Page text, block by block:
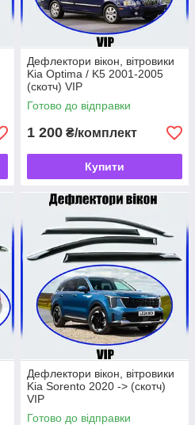
Дефлектори вікон, вітровики
Kia Optima / K5 2001-2005
(скотч) VIP
Готово до відправки
1 200 ₴/комплект
Купити
Дефлектори вікон, вітровики
Kia Sorento 2020 -> (скотч)
VIP
Готово до відправки